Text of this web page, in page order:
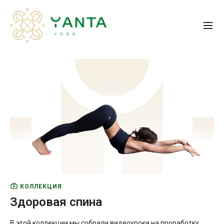
КОЛЛЕКЦИЯ
Здоровая спина